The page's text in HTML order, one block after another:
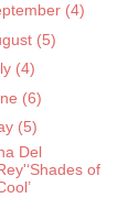
(4)
(5)
(4)
(6)
(5)
Del
of